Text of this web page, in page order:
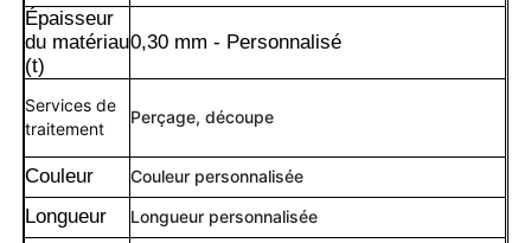
Épaisseur
du matériau
(t)
0,30 mm - Personnalisé
Services de
traitement
Perçage, découpe
Couleur Couleur personnalisée
Longueur Longueur personnalisée